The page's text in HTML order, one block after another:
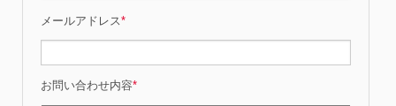
メールアドレス*
お問い合わせ内容*